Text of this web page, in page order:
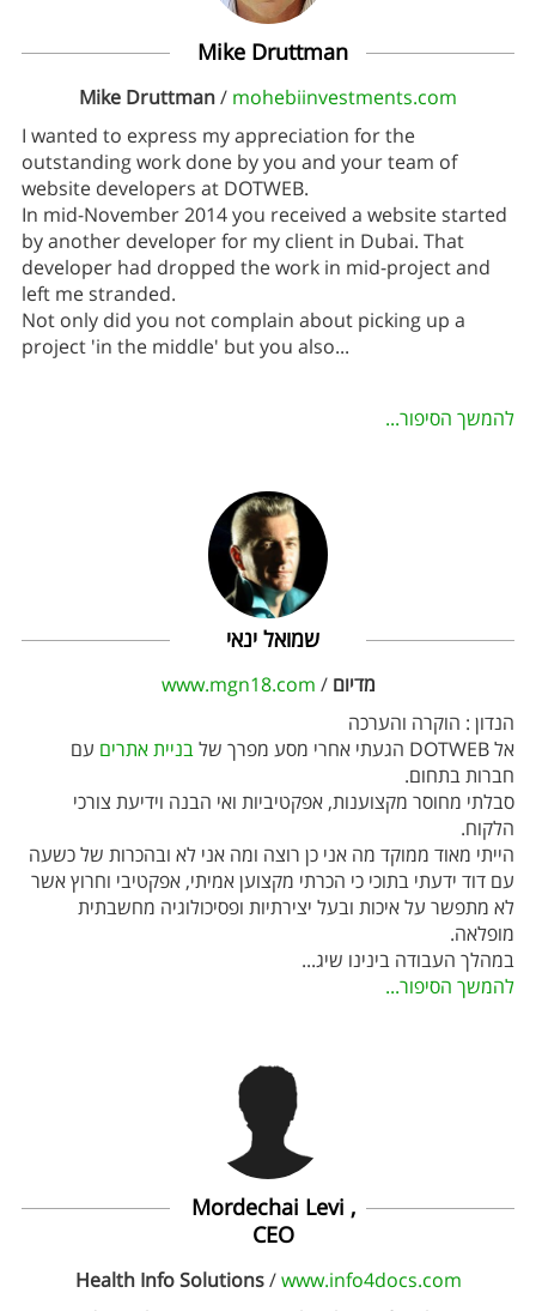
Mike Druttman
Mike Druttman/ mohebiinvestments.com
I wanted to express my appreciation for the
outstanding work done by you and your team of
website developers at DOTWEB.
In mid-November 2014 you received a website started
by another developer for my client in Dubai. That
developer had dropped the work in mid-project and
left me stranded.
Not only did you not complain about picking up a
project 'in the middle' but you also...
להמשך הסיפור...
שמואל ינאי
מדיום/
www.mgn18.com
הנדון : הוקרה והערכה
אל DOTWEB הגעתי אחרי מסע מפרך של
בניית אתרים עם
חברות בתחום.
סבלתי מחוסר מקצוענות, אפקטיביות ואי הבנה וידיעת צורכי
הלקוח.
הייתי מאוד ממוקד מה אני כן רוצה ומה אני לא ובהכרות של כשעה
עם דוד ידעתי בתוכי כי הכרתי מקצוען אמיתי, אפקטיבי וחרוץ אשר
לא מתפשר על איכות ובעל יצירתיות ופסיכולוגיה מחשבתית
מופלאה.
במהלך העבודה בינינו שיג...
להמשך הסיפור...
Mordechai Levi ,
CEO
Health Info Solutions/www.info4docs.com